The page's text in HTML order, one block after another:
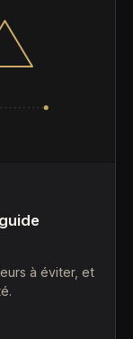
à éviter, et